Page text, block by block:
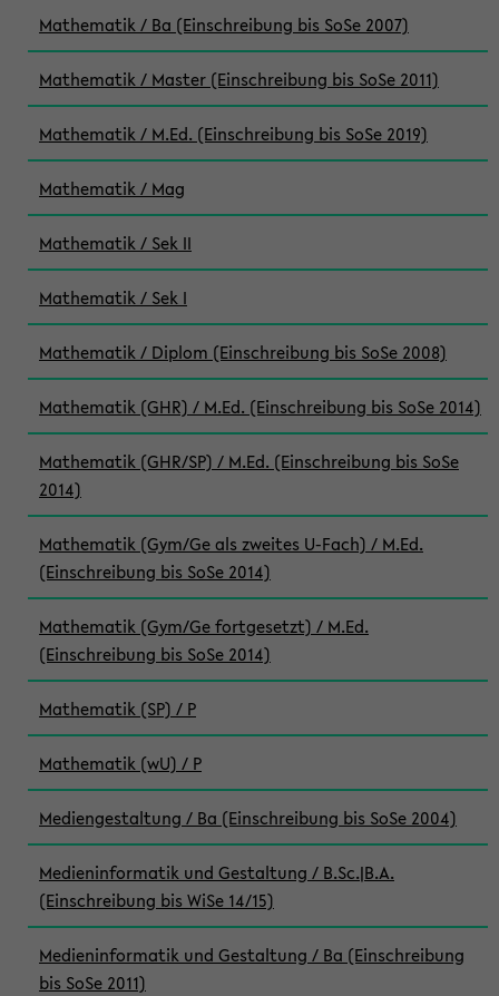
Mathematik / Ba (Einschreibung bis SoSe 2007)
Mathematik / Master (Einschreibung bis SoSe 2011)
Mathematik / M.Ed. (Einschreibung bis SoSe 2019)
Mathematik / Mag
Mathematik / Sek II
Mathematik / Sek I
Mathematik / Diplom (Einschreibung bis SoSe 2008)
Mathematik (GHR) / M.Ed. (Einschreibung bis SoSe 2014)
Mathematik (GHR/SP) / M.Ed. (Einschreibung bis SoSe
2014)
Mathematik (Gym/Ge als zweites U-Fach) / M.Ed.
(Einschreibung bis SoSe 2014)
Mathematik (Gym/Ge fortgesetzt) / M.Ed.
(Einschreibung bis SoSe 2014)
Mathematik (SP) / P
Mathematik (wU) / P
Mediengestaltung / Ba (Einschreibung bis SoSe 2004)
Medieninformatik und Gestaltung / B.Sc.|B.A.
(Einschreibung bis WiSe 14/15)
Medieninformatik und Gestaltung / Ba (Einschreibung
bis SoSe 2011)